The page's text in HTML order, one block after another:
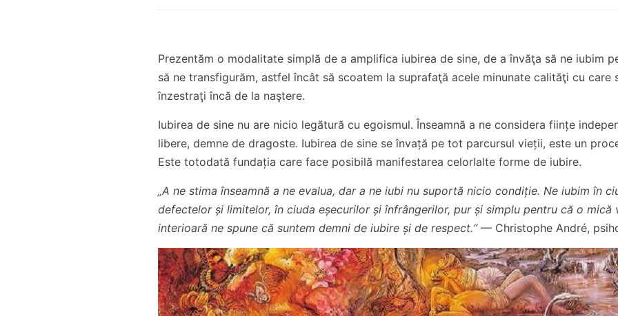
Prezentăm o modalitate simplă de a amplifica iubirea de sine, de a învăţa să ne iubim
să ne transfigurăm, astfel încât să scoatem la suprafaţă acele minunate calităţi cu care
înzestraţi încă de la naştere.
Iubirea de sine nu are nicio legătură cu egoismul. Înseamnă a ne considera ființe
libere, demne de dragoste. Iubirea de sine se învață pe tot parcursul vieții, este un
Este totodată fundația care face posibilă manifestarea celorlalte forme de iubire.
„A ne stima înseamnă a ne evalua, dar a ne iubi nu suportă nicio condiție. Ne iubim în
defectelor și limitelor, în ciuda eșecurilor și înfrângerilor, pur și simplu pentru că o mică
interioară ne spune că suntem demni de iubire și de respect.“— Christophe André,